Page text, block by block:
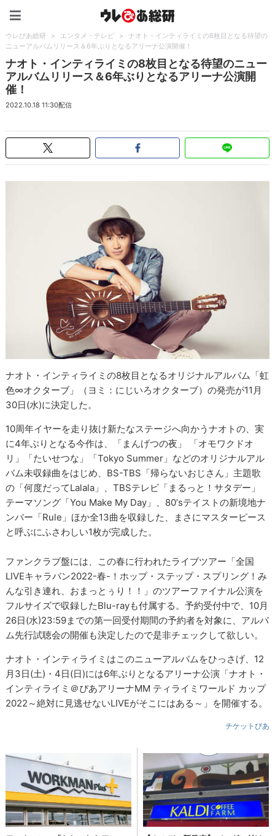
ウレぴあ総研 > エンタメ・テレビ >
ナオト・インティライミの8枚目となる待望の
ニューアルバムリリース＆6年ぶりとなるアリーナ公演開催！
ナオト・インティライミの8枚目となる待望のニュー
アルバムリリース＆6年ぶりとなるアリーナ公演開
催！
2022.10.18 11:30配信
ナオト・インティライミの8枚目となるオリジナルアルバム「虹
色∞オクターブ」（ヨミ：にじいろオクターブ）の発売が11月
30日(水)に決定した。
10周年イヤーを走り抜け新たなステージへ向かうナオトの、実
に4年ぶりとなる今作は、「まんげつの夜」 「オモワクドオ
リ」「たいせつな」「Tokyo Summer」などのオリジナルアル
バム未収録曲をはじめ、BS-TBS「帰らないおじさん」主題歌
の「何度だってLalala」、TBSテレビ「まるっと！サタデー」
テーマソング「You Make My Day」、80’sテイストの新境地ナ
ンバー「Rule」ほか全13曲を収録した、まさにマスターピース
と呼ぶにふさわしい1枚が完成した。
ファンクラブ盤には、この春に行われたライブツアー「全国
LIVEキャラバン2022-春-！ホップ・ステップ・スプリング！み
んな引き連れ、おまっとぅり！！」のツアーファイナル公演を
フルサイズで収録したBlu-rayも付属する。予約受付中で、10月
26日(水)23:59までの第一回受付期間の予約者を対象に、アルバ
ム先行試聴会の開催も決定したので是非チェックして欲しい。
ナオト・インティライミはこのニューアルバムをひっさげ、12
月3日(土)・4日(日)には6年ぶりとなるアリーナ公演「ナオト・
インティライミ＠ぴあアリーナMM ティライミワールド カップ
2022～絶対に見逃せないLIVEがそこにはある～」を開催する。
チケットぴあ